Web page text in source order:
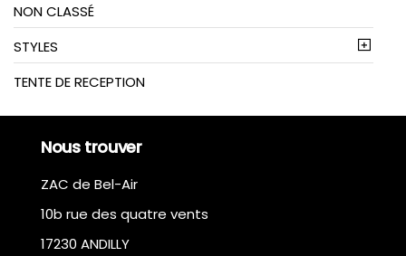
NON CLASSÉ
STYLES
TENTE DE RECEPTION
Nous trouver
ZAC de Bel-Air
10b rue des quatre vents
17230 ANDILLY